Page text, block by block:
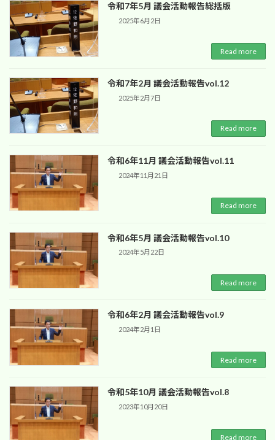
令和7年5月 議会活動報告総括版
2025年6月2日
Read more
令和7年2月 議会活動報告vol.12
2025年2月7日
Read more
令和6年11月 議会活動報告vol.11
2024年11月21日
Read more
令和6年5月 議会活動報告vol.10
2024年5月22日
Read more
令和6年2月 議会活動報告vol.9
2024年2月1日
Read more
令和5年10月 議会活動報告vol.8
2023年10月20日
Read more